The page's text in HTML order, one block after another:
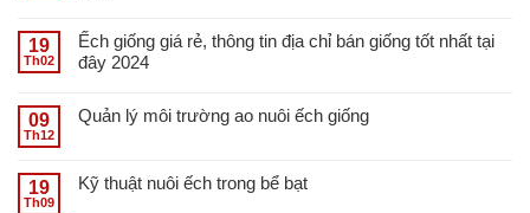
19
Th02
Ếch giống giá rẻ, thông tin địa chỉ bán giống tốt nhất tại
đây 2024
09
Th12
Quản lý môi trường ao nuôi ếch giống
19
Th09
Kỹ thuật nuôi ếch trong bể bạt